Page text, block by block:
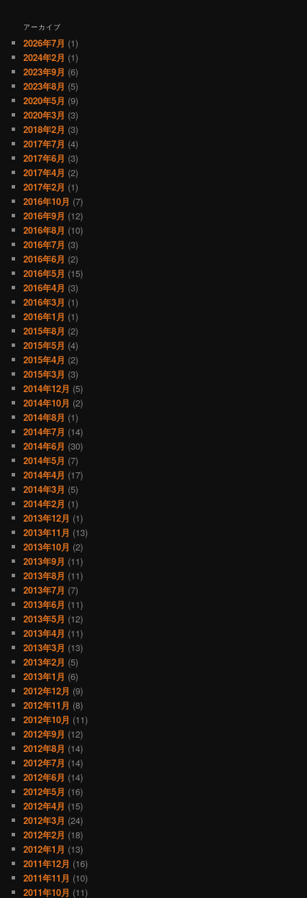
アーカイブ
2026年7月 (1)
2024年2月 (1)
2023年9月 (6)
2023年8月 (5)
2020年5月 (9)
2020年3月 (3)
2018年2月 (3)
2017年7月 (4)
2017年6月 (3)
2017年4月 (2)
2017年2月 (1)
2016年10月 (7)
2016年9月 (12)
2016年8月 (10)
2016年7月 (3)
2016年6月 (2)
2016年5月 (15)
2016年4月 (3)
2016年3月 (1)
2016年1月 (1)
2015年8月 (2)
2015年5月 (4)
2015年4月 (2)
2015年3月 (3)
2014年12月 (5)
2014年10月 (2)
2014年8月 (1)
2014年7月 (14)
2014年6月 (30)
2014年5月 (7)
2014年4月 (17)
2014年3月 (5)
2014年2月 (1)
2013年12月 (1)
2013年11月 (13)
2013年10月 (2)
2013年9月 (11)
2013年8月 (11)
2013年7月 (7)
2013年6月 (11)
2013年5月 (12)
2013年4月 (11)
2013年3月 (13)
2013年2月 (5)
2013年1月 (6)
2012年12月 (9)
2012年11月 (8)
2012年10月 (11)
2012年9月 (12)
2012年8月 (14)
2012年7月 (14)
2012年6月 (14)
2012年5月 (16)
2012年4月 (15)
2012年3月 (24)
2012年2月 (18)
2012年1月 (13)
2011年12月 (16)
2011年11月 (10)
2011年10月 (11)